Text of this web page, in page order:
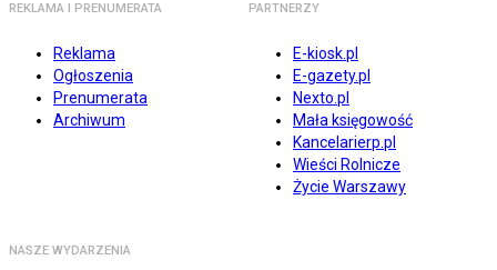
REKLAMA I PRENUMERATA
Reklama
Ogłoszenia
Prenumerata
Archiwum
PARTNERZY
E-kiosk.pl
E-gazety.pl
Nexto.pl
Mała księgowość
Kancelarierp.pl
Wieści Rolnicze
Życie Warszawy
NASZE WYDARZENIA